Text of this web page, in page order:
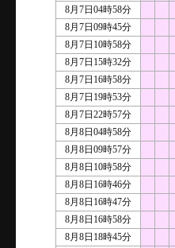
8月7日04時58分
8月7日09時45分
8月7日10時58分
8月7日15時32分
8月7日16時58分
8月7日19時53分
8月7日22時57分
8月8日04時58分
8月8日09時57分
8月8日10時58分
8月8日16時46分
8月8日16時47分
8月8日16時58分
8月8日18時45分